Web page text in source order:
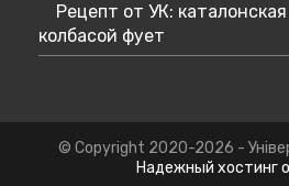
Рецепт от УК:
колбасой фует
© Copyright 2020-2026 -
Надежный хостинг